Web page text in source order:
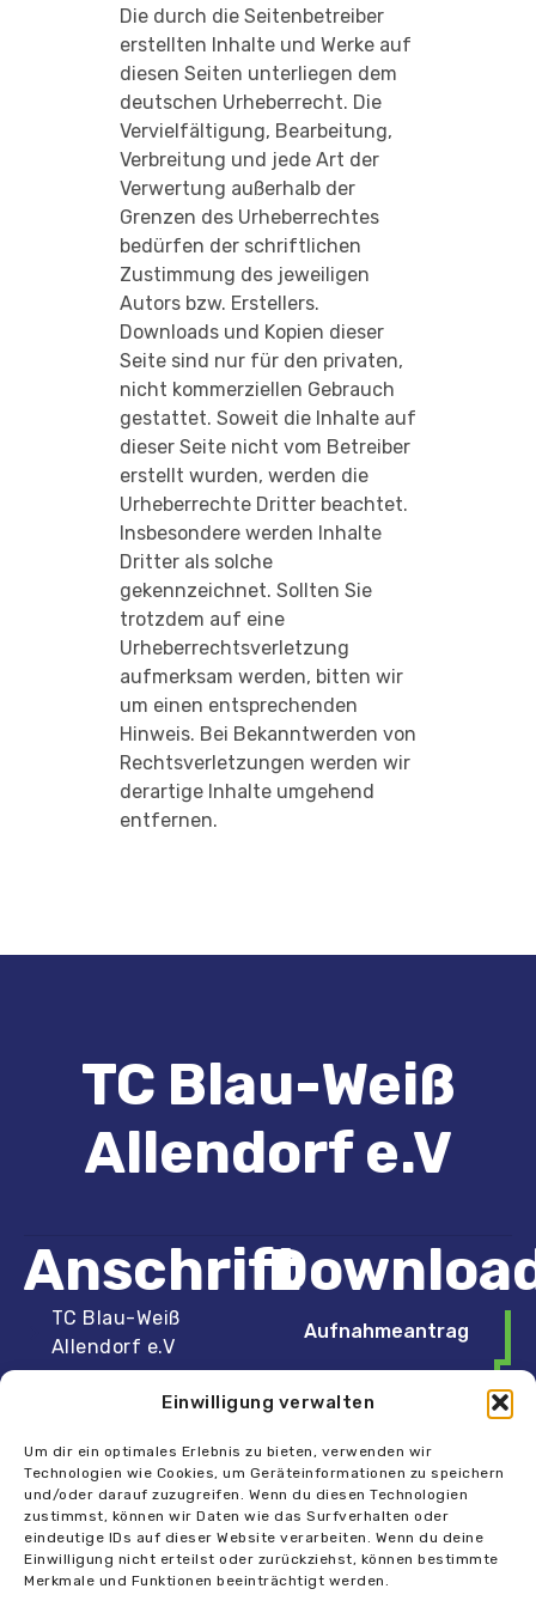
Einwilligung verwalten
Um dir ein optimales Erlebnis zu bieten, verwenden wir
Technologien wie Cookies, um Geräteinformationen zu speichern
und/oder darauf zuzugreifen. Wenn du diesen Technologien
zustimmst, können wir Daten wie das Surfverhalten oder
eindeutige IDs auf dieser Website verarbeiten. Wenn du deine
Einwilligung nicht erteilst oder zurückziehst, können bestimmte
Merkmale und Funktionen beeinträchtigt werden.
Die durch die Seitenbetreiber
erstellten Inhalte und Werke auf
diesen Seiten unterliegen dem
deutschen Urheberrecht. Die
Vervielfältigung, Bearbeitung,
Verbreitung und jede Art der
Verwertung außerhalb der
Grenzen des Urheberrechtes
bedürfen der schriftlichen
Zustimmung des jeweiligen
Autors bzw. Erstellers.
Downloads und Kopien dieser
Seite sind nur für den privaten,
nicht kommerziellen Gebrauch
gestattet. Soweit die Inhalte auf
dieser Seite nicht vom Betreiber
erstellt wurden, werden die
Urheberrechte Dritter beachtet.
Insbesondere werden Inhalte
Dritter als solche
gekennzeichnet. Sollten Sie
trotzdem auf eine
Urheberrechtsverletzung
aufmerksam werden, bitten wir
um einen entsprechenden
Hinweis. Bei Bekanntwerden von
Rechtsverletzungen werden wir
derartige Inhalte umgehend
entfernen.
TC Blau-Weiß
Allendorf e.V​
Anschrift
TC Blau-Weiß
Allendorf e.V
Hosrain 6a, 35708
info@tc-allendorf.de
02773/6999
Aufnahmeantrag